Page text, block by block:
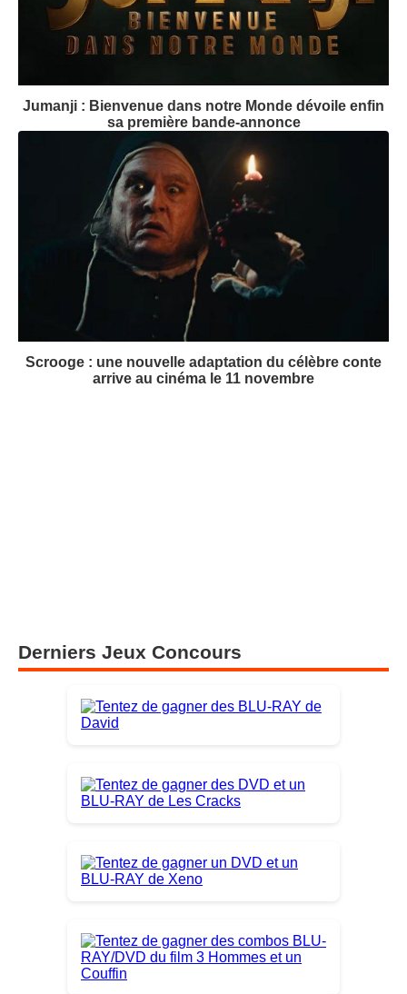
Jumanji : Bienvenue dans notre Monde dévoile enfin
sa première bande-annonce
Scrooge : une nouvelle adaptation du célèbre conte
arrive au cinéma le 11 novembre
Derniers Jeux Concours